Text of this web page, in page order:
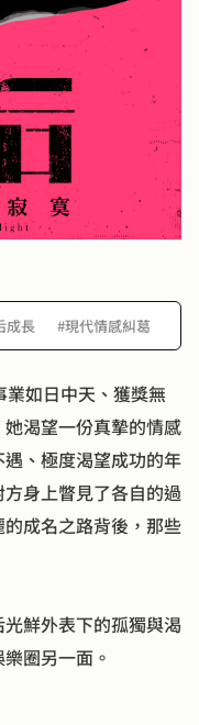
成長 #現代情感糾葛
如日中天、獲獎無
渴望一份真摯的情感
、極度渴望成功的年
身上瞥見了各自的過
成名之路背後，那些
鮮外表下的孤獨與渴
圈另一面。